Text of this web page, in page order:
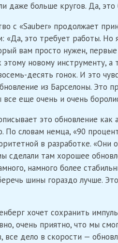
даже больше кругов. Да,
с «Sauber» продолжает
«Да, это требует работы.
вам просто нужен,
новому инструменту, а
десять гонок. И это
из Барселоны. Это
еще очень и очень
это обновление
По словам немца, «90
в разработке. «Они
сделали там хорошее
намного более
шины гораздо лучше.
хочет сохранить
очень приятно, что мы
все дело в скорости —